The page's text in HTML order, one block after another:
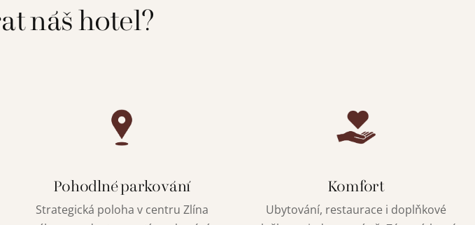
náš hotel?
Pohodlné parkování
Strategická poloha v centru Zlína
Komfort
Ubytování, restaurace i doplňkové